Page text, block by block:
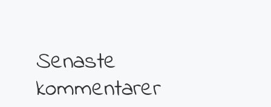
Senaste
kommentarer